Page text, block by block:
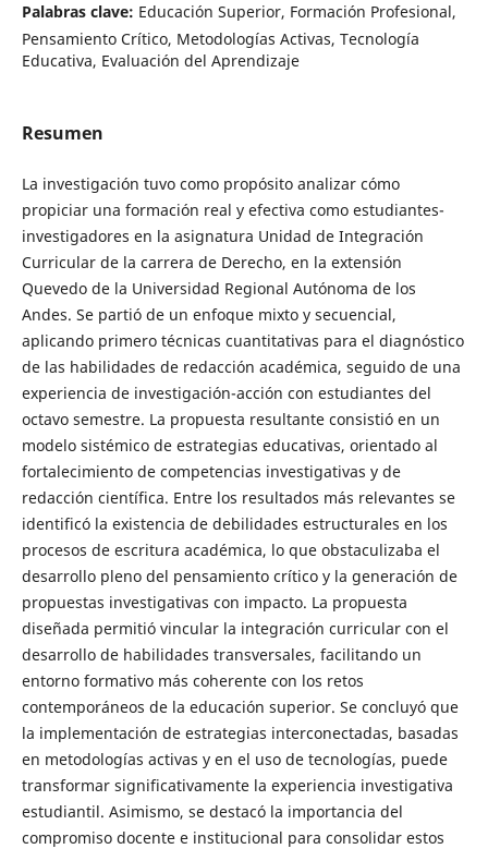
Palabras clave: Educación Superior, Formación Profesional,
Pensamiento Crítico, Metodologías Activas, Tecnología
Educativa, Evaluación del Aprendizaje
Resumen
La investigación tuvo como propósito analizar cómo
propiciar una formación real y efectiva como estudiantes-
investigadores en la asignatura Unidad de Integración
Curricular de la carrera de Derecho, en la extensión
Quevedo de la Universidad Regional Autónoma de los
Andes. Se partió de un enfoque mixto y secuencial,
aplicando primero técnicas cuantitativas para el diagnóstico
de las habilidades de redacción académica, seguido de una
experiencia de investigación-acción con estudiantes del
octavo semestre. La propuesta resultante consistió en un
modelo sistémico de estrategias educativas, orientado al
fortalecimiento de competencias investigativas y de
redacción científica. Entre los resultados más relevantes se
identificó la existencia de debilidades estructurales en los
procesos de escritura académica, lo que obstaculizaba el
desarrollo pleno del pensamiento crítico y la generación de
propuestas investigativas con impacto. La propuesta
diseñada permitió vincular la integración curricular con el
desarrollo de habilidades transversales, facilitando un
entorno formativo más coherente con los retos
contemporáneos de la educación superior. Se concluyó que
la implementación de estrategias interconectadas, basadas
en metodologías activas y en el uso de tecnologías, puede
transformar significativamente la experiencia investigativa
estudiantil. Asimismo, se destacó la importancia del
compromiso docente e institucional para consolidar estos